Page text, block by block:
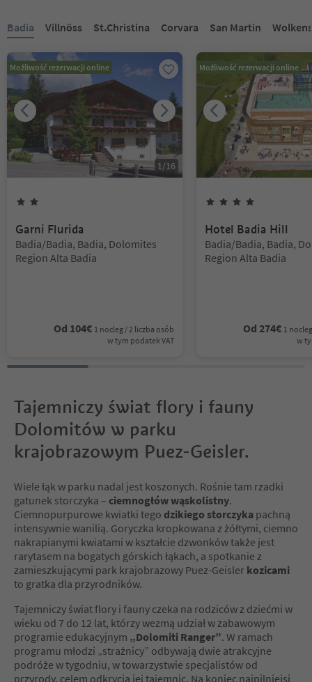
Badia Villnöss St.Christina Corvara San Martin
Możliwość rezerwacji online
1 /16
Garni Flurida
Lokalizacja:
Badia/Badia, Badia, Dolomites
Region Alta Badia
Od 104€ 1 nocleg / 2 liczba osób
w tym podatek VAT
Możliwość rezerwacji online
Hotel Badia Hill
Lokalizacja:
Badia/Badia, Badia,
Region Alta Badia
Od 274€ 1
w
Tajemniczy świat flory i fauny
Dolomitów w parku
krajobrazowym Puez-Geisler.
Wiele łąk w parku nadal jest koszonych. Rośnie tam rzadki
gatunek storczyka – ciemnogłów wąskolistny.
Ciemnopurpurowe kwiatki tego dzikiego storczyka pachną
intensywnie wanilią. Goryczka kropkowana z żółtymi, ciemno
nakrapianymi kwiatami w kształcie dzwonków także jest
rarytasem na bogatych górskich łąkach, a spotkanie z
zamieszkującymi park krajobrazowy Puez-Geisler kozicami
to gratka dla przyrodników.
Tajemniczy świat flory i fauny czeka na rodziców z dziećmi w
wieku od 7 do 12 lat, którzy wezmą udział w zabawowym
programie edukacyjnym „Dolomiti Ranger”. W ramach
programu młodzi „strażnicy” odbywają dwie atrakcyjne
podróże w tygodniu, w towarzystwie specjalistów od
przyrody, celem odkrycia jej tajemnic. Na koniec najpilniejsi